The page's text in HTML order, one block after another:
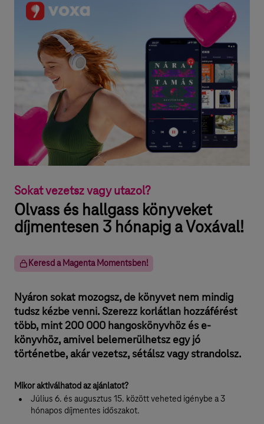
Sokat vezetsz vagy utazol?
Olvass és hallgass könyveket
díjmentesen 3 hónapig a Voxával!
Keresd a Magenta Momentsben!
Nyáron sokat mozogsz, de könyvet nem mindig
tudsz kézbe venni. Szerezz korlátlan hozzáférést
több, mint 200 000 hangoskönyvhöz és e-
könyvhöz, amivel belemerülhetsz egy jó
történetbe, akár vezetsz, sétálsz vagy strandolsz.
Mikor aktiválhatod az ajánlatot?
Július 6. és augusztus 15. között veheted igénybe a 3
hónapos díjmentes időszakot.